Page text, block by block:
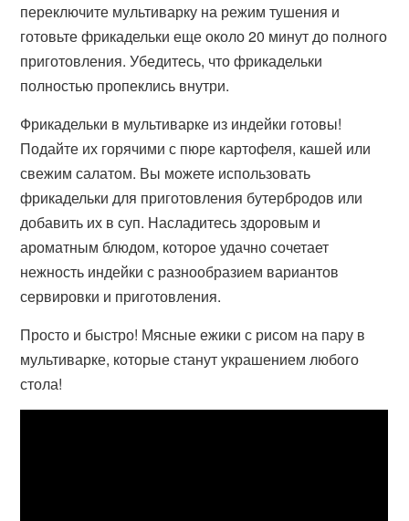
переключите мультиварку на режим тушения и
готовьте фрикадельки еще около 20 минут до полного
приготовления. Убедитесь, что фрикадельки
полностью пропеклись внутри.
Фрикадельки в мультиварке из индейки готовы!
Подайте их горячими с пюре картофеля, кашей или
свежим салатом. Вы можете использовать
фрикадельки для приготовления бутербродов или
добавить их в суп. Насладитесь здоровым и
ароматным блюдом, которое удачно сочетает
нежность индейки с разнообразием вариантов
сервировки и приготовления.
Просто и быстро! Мясные ежики с рисом на пару в
мультиварке, которые станут украшением любого
стола!